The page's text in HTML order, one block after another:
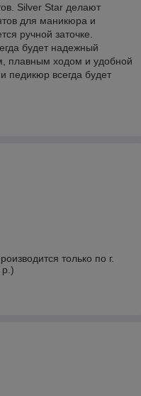
Silver Star делают
для маникюра и
ручной заточке.
будет надежный
плавным ходом и удобной
всегда будет
только по г.
р.)